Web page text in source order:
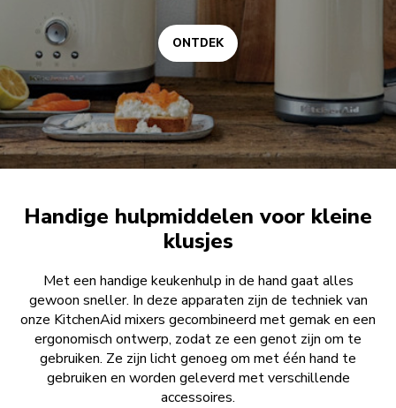
ONTDEK
Handige hulpmiddelen voor kleine
klusjes
Met een handige keukenhulp in de hand gaat alles
gewoon sneller. In deze apparaten zijn de techniek van
onze KitchenAid mixers gecombineerd met gemak en een
ergonomisch ontwerp, zodat ze een genot zijn om te
gebruiken. Ze zijn licht genoeg om met één hand te
gebruiken en worden geleverd met verschillende
accessoires.